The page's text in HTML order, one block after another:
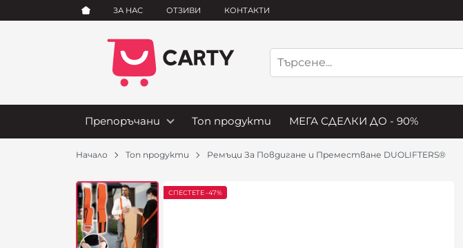
ЗА НАС ОТЗИВИ КОНТАКТИ
Препоръчани Топ продукти МЕГА СДЕЛКИ ДО - 90%
Начало Топ продукти Ремъци За Повдигане и Преместване DUOLIFTERS®
СПЕСТЕТЕ -47%